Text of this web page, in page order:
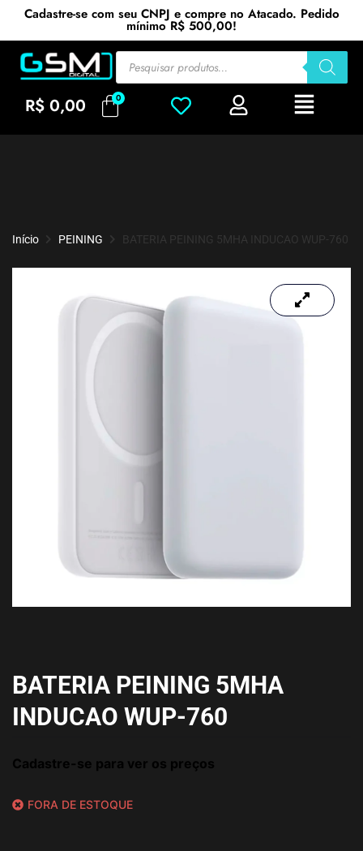
Cadastre-se com seu CNPJ e compre no Atacado. Pedido
mínimo R$ 500,00!
R$ 0,00
Início PEINING BATERIA PEINING 5MHA INDUCAO WUP-760
BATERIA PEINING 5MHA
INDUCAO WUP-760
Cadastre-se para ver os preços
FORA DE ESTOQUE